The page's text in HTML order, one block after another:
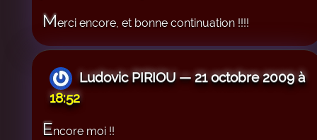
Merci encore, et bonne continuation !!!!
Ludovic PIRIOU — 21 octobre 2009 à
18:52
Encore moi !!